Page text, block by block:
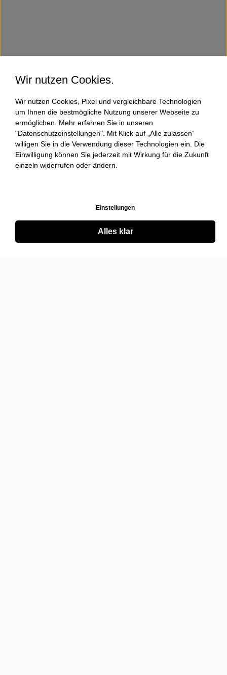
Wir nutzen Cookies.
Wir nutzen Cookies, Pixel und vergleichbare Technologien
um Ihnen die bestmögliche Nutzung unserer Webseite zu
ermöglichen. Mehr erfahren Sie in unseren
"Datenschutzeinstellungen". Mit Klick auf „Alle zulassen“
willigen Sie in die Verwendung dieser Technologien ein. Die
Einwilligung können Sie jederzeit mit Wirkung für die Zukunft
einzeln widerrufen oder ändern.
Einstellungen
Alles klar